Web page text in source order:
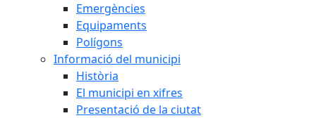
Emergències
Equipaments
Polígons
Informació del municipi
Història
El municipi en xifres
Presentació de la ciutat